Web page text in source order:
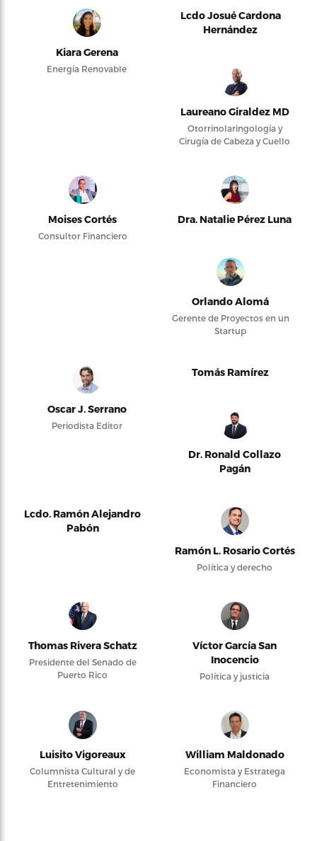
Kiara Gerena
Energía Renovable
Lcdo Josué Cardona
Hernández
Laureano Giraldez MD
Otorrinolaringología y
Cirugía de Cabeza y Cuello
Moises Cortés
Consultor Financiero
Dra. Natalie Pérez Luna
Orlando Alomá
Gerente de Proyectos en un
Startup
Oscar J. Serrano
Periodista Editor
Tomás Ramírez
Dr. Ronald Collazo
Pagán
Lcdo. Ramón Alejandro
Pabón
Ramón L. Rosario Cortés
Política y derecho
Thomas Rivera Schatz
Presidente del Senado de
Puerto Rico
Víctor García San
Inocencio
Política y justicia
Luisito Vigoreaux
Columnista Cultural y de
Entretenimiento
William Maldonado
Economista y Estratega
Financiero